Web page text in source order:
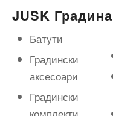
JUSK Градина
Батути
Градински
аксесоари
Градински